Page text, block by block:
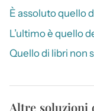
È assoluto quello
L’ultimo è quello
Quello di libri non
Altre soluzioni